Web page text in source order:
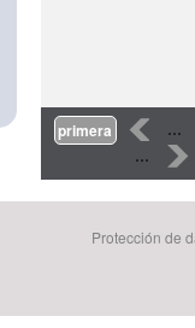
Páginas
primera ‹
…
…
›
Protección de